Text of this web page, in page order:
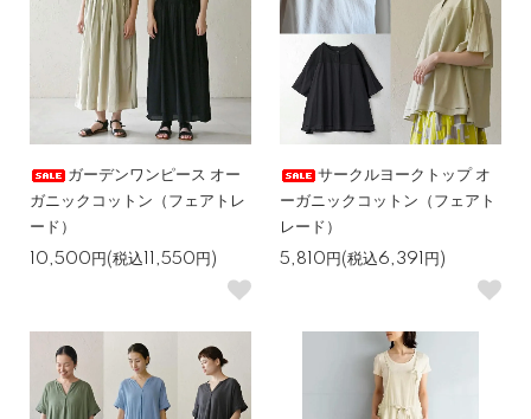
ガーデンワンピース オー
ガニックコットン（フェアトレ
ード）
10,500円(税込11,550円)
サークルヨークトップ オ
ーガニックコットン（フェアト
レード）
5,810円(税込6,391円)